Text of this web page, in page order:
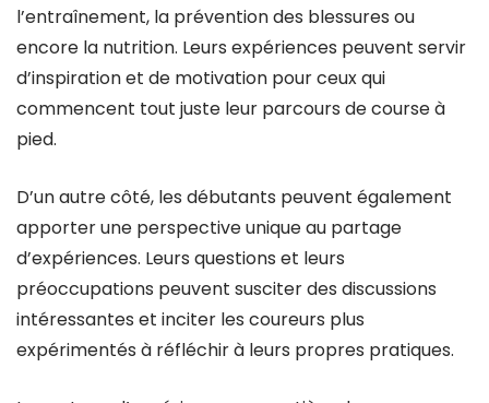
l’entraînement, la prévention des blessures ou
encore la nutrition. Leurs expériences peuvent servir
d’inspiration et de motivation pour ceux qui
commencent tout juste leur parcours de course à
pied.
D’un autre côté, les débutants peuvent également
apporter une perspective unique au partage
d’expériences. Leurs questions et leurs
préoccupations peuvent susciter des discussions
intéressantes et inciter les coureurs plus
expérimentés à réfléchir à leurs propres pratiques.